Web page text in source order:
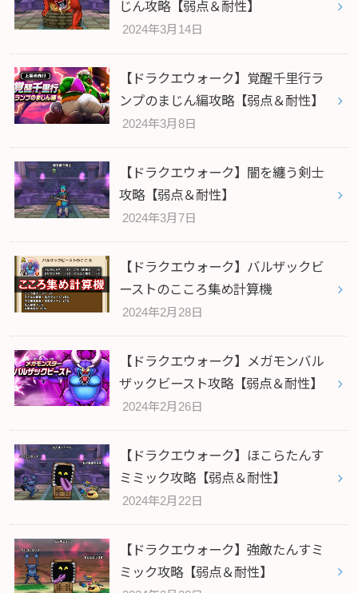
じん攻略【弱点＆耐性】
2024年3月14日
【ドラクエウォーク】覚醒千里行ラ
ンプのまじん編攻略【弱点＆耐性】
2024年3月8日
【ドラクエウォーク】闇を纏う剣士
攻略【弱点＆耐性】
2024年3月7日
【ドラクエウォーク】バルザックビ
ーストのこころ集め計算機
2024年2月28日
【ドラクエウォーク】メガモンバル
ザックビースト攻略【弱点＆耐性】
2024年2月26日
【ドラクエウォーク】ほこらたんす
ミミック攻略【弱点＆耐性】
2024年2月22日
【ドラクエウォーク】強敵たんすミ
ミック攻略【弱点＆耐性】